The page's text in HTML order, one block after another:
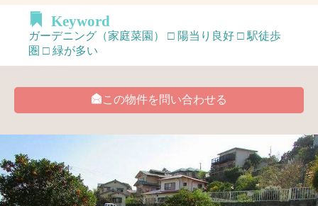
Keyword
ガーデニング（家庭菜園） □ 陽当り良好 □ 駅徒歩
圏 □ 緑が多い
この物件を問い合わせる